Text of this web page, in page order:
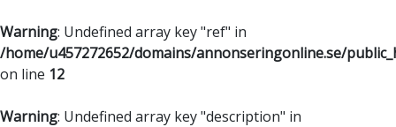
Warning: Undefined array key "ref" in
/home/u457272652/domains/annonseringonline.se/
on line 12
Warning: Undefined array key "description" in